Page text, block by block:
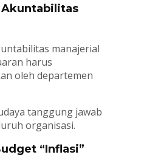
manajerial
harus
oleh departemen
tanggung jawab
organisasi.
“Inflasi”